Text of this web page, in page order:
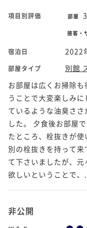
項目別評価 部屋 3
接客・
宿泊日 2022
部屋タイプ
別館
お部屋は広くお掃除
うことで大変楽しみ
ているような油臭さ
した。 夕食後お部屋
たところ、栓抜きが使
別の栓抜きを持って
て下さいましたが、
欲しいということで、...
非公開